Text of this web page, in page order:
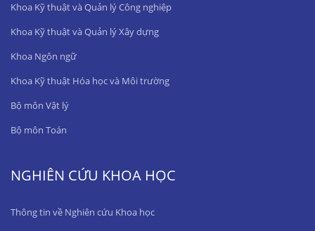
Khoa Kỹ thuật và Quản lý Công nghiệp
Khoa Kỹ thuật và Quản lý Xây dựng
Khoa Ngôn ngữ
Khoa Kỹ thuật Hóa học và Môi trường
Bộ môn Vật lý
Bộ môn Toán
NGHIÊN CỨU KHOA HỌC
Thông tin về Nghiên cứu Khoa học